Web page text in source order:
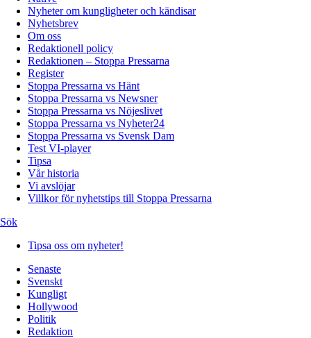
Nyheter om kungligheter och kändisar
Nyhetsbrev
Om oss
Redaktionell policy
Redaktionen – Stoppa Pressarna
Register
Stoppa Pressarna vs Hänt
Stoppa Pressarna vs Newsner
Stoppa Pressarna vs Nöjeslivet
Stoppa Pressarna vs Nyheter24
Stoppa Pressarna vs Svensk Dam
Test VI-player
Tipsa
Vår historia
Vi avslöjar
Villkor för nyhetstips till Stoppa Pressarna
Sök
Tipsa oss om nyheter!
Senaste
Svenskt
Kungligt
Hollywood
Politik
Redaktion